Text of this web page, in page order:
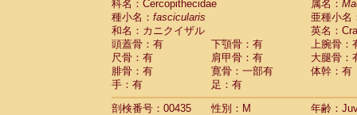
科名：Cercopithecidae
属名：
種小名： fascicularis
亜種小名
和名：カニクイザル
英名：
頭蓋骨：有
下顎骨：有
上腕骨：
尺骨：有
肩甲骨：有
大腿骨：
腓骨：有
寛骨：一部有
体幹：有
手：有
足：有
剖検番号：00435
性別：M
年齢：